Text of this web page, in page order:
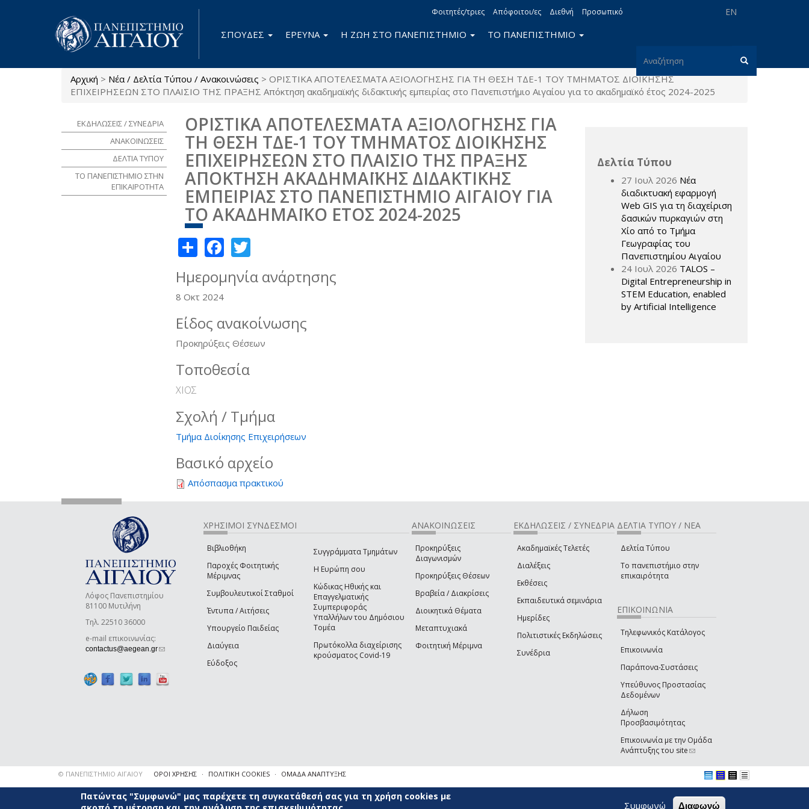
EN
Φοιτητές/τριες Απόφοιτοι/ες Διεθνή Προσωπικό
Φόρμα
αναζήτησης
Αναζήτηση
ΣΠΟΥΔΕΣ ΕΡΕΥΝΑ Η ΖΩΗ ΣΤΟ ΠΑΝΕΠΙΣΤΗΜΙΟ ΤΟ ΠΑΝΕΠΙΣΤΗΜΙΟ
Είστε εδώ
Αρχική > Νέα / Δελτία Τύπου / Ανακοινώσεις > ΟΡΙΣΤΙΚΑ ΑΠΟΤΕΛΕΣΜΑΤΑ ΑΞΙΟΛΟΓΗΣΗΣ ΓΙΑ ΤΗ ΘΕΣΗ ΤΔΕ-1 ΤΟΥ ΤΜΗΜΑΤΟΣ ΔΙΟΙΚΗΣΗΣ
ΕΠΙΧΕΙΡΗΣΕΩΝ ΣΤΟ ΠΛΑΙΣΙΟ ΤΗΣ ΠΡΑΞΗΣ Απόκτηση ακαδημαϊκής διδακτικής εμπειρίας στο Πανεπιστήμιο Αιγαίου για το ακαδημαϊκό έτος 2024-2025
ΟΡΙΣΤΙΚΑ ΑΠΟΤΕΛΕΣΜΑΤΑ ΑΞΙΟΛΟΓΗΣΗΣ ΓΙΑ
ΤΗ ΘΕΣΗ ΤΔΕ-1 ΤΟΥ ΤΜΗΜΑΤΟΣ ΔΙΟΙΚΗΣΗΣ
ΕΠΙΧΕΙΡΗΣΕΩΝ ΣΤΟ ΠΛΑΙΣΙΟ ΤΗΣ ΠΡΑΞΗΣ
ΑΠΟΚΤΗΣΗ ΑΚΑΔΗΜΑΪΚΗΣ ΔΙΔΑΚΤΙΚΗΣ
ΕΜΠΕΙΡΙΑΣ ΣΤΟ ΠΑΝΕΠΙΣΤΗΜΙΟ ΑΙΓΑΙΟΥ ΓΙΑ
ΤΟ ΑΚΑΔΗΜΑΪΚΟ ΕΤΟΣ 2024-2025
ShareFacebook
Ημερομηνία ανάρτησης
8 Οκτ 2024
Είδος ανακοίνωσης
Προκηρύξεις Θέσεων
Τοποθεσία
ΧΙΟΣ
Σχολή / Τμήμα
Τμήμα Διοίκησης Επιχειρήσεων
Βασικό αρχείο
Απόσπασμα πρακτικού
ΕΚΔΗΛΩΣΕΙΣ / ΣΥΝΕΔΡΙΑ
ΑΝΑΚΟΙΝΩΣΕΙΣ
ΔΕΛΤΙΑ ΤΥΠΟΥ
ΤΟ ΠΑΝΕΠΙΣΤΗΜΙΟ ΣΤΗΝ
ΕΠΙΚΑΙΡΟΤΗΤΑ
Δελτία Τύπου
27 Ιουλ 2026 Νέα
διαδικτυακή εφαρμογή
Web GIS για τη διαχείριση
δασικών πυρκαγιών στη
Χίο από το Τμήμα
Γεωγραφίας του
Πανεπιστημίου Αιγαίου
24 Ιουλ 2026 TALOS –
Digital Entrepreneurship in
STEM Education, enabled
by Artificial Intelligence
Λόφος Πανεπιστημίου
81100 Μυτιλήνη
Τηλ. 22510 36000
e-mail επικοινωνίας:
contactus@aegean.gr(link sends e-mail)
ΧΡΗΣΙΜΟΙ ΣΥΝΔΕΣΜΟΙ
Βιβλιοθήκη
Παροχές Φοιτητικής
Μέριμνας
Συμβουλευτικοί Σταθμοί
Έντυπα / Αιτήσεις
Υπουργείο Παιδείας
Διαύγεια
Εύδοξος
Συγγράμματα Τμημάτων
Η Ευρώπη σου
Κώδικας Ηθικής και
Επαγγελματικής
Συμπεριφοράς
Υπαλλήλων του Δημόσιου
Τομέα
Πρωτόκολλα διαχείρισης
κρούσματος Covid-19
ΑΝΑΚΟΙΝΩΣΕΙΣ
Προκηρύξεις
Διαγωνισμών
Προκηρύξεις Θέσεων
Βραβεία / Διακρίσεις
Διοικητικά Θέματα
Μεταπτυχιακά
Φοιτητική Μέριμνα
ΕΚΔΗΛΩΣΕΙΣ / ΣΥΝΕΔΡΙΑ
Ακαδημαϊκές Τελετές
Διαλέξεις
Εκθέσεις
Εκπαιδευτικά σεμινάρια
Ημερίδες
Πολιτιστικές Εκδηλώσεις
Συνέδρια
ΔΕΛΤΙΑ ΤΥΠΟΥ / ΝΕΑ
Δελτία Τύπου
Το πανεπιστήμιο στην
επικαιρότητα
ΕΠΙΚΟΙΝΩΝΙΑ
Τηλεφωνικός Κατάλογος
Επικοινωνία
Παράπονα-Συστάσεις
Υπεύθυνος Προστασίας
Δεδομένων
Δήλωση
Προσβασιμότητας
Επικοινωνία με την Ομάδα
Ανάπτυξης του site(link sends e-mail)
© ΠΑΝΕΠΙΣΤΗΜΙΟ ΑΙΓΑΙΟΥ ΟΡΟΙ ΧΡΗΣΗΣ ΠΟΛΙΤΙΚΗ COOKIES ΟΜΑΔΑ ΑΝΑΠΤΥΞΗΣ
Πατώντας "Συμφωνώ" μας παρέχετε τη συγκατάθεσή σας για τη χρήση cookies με
Συμφωνώ Διαφωνώ